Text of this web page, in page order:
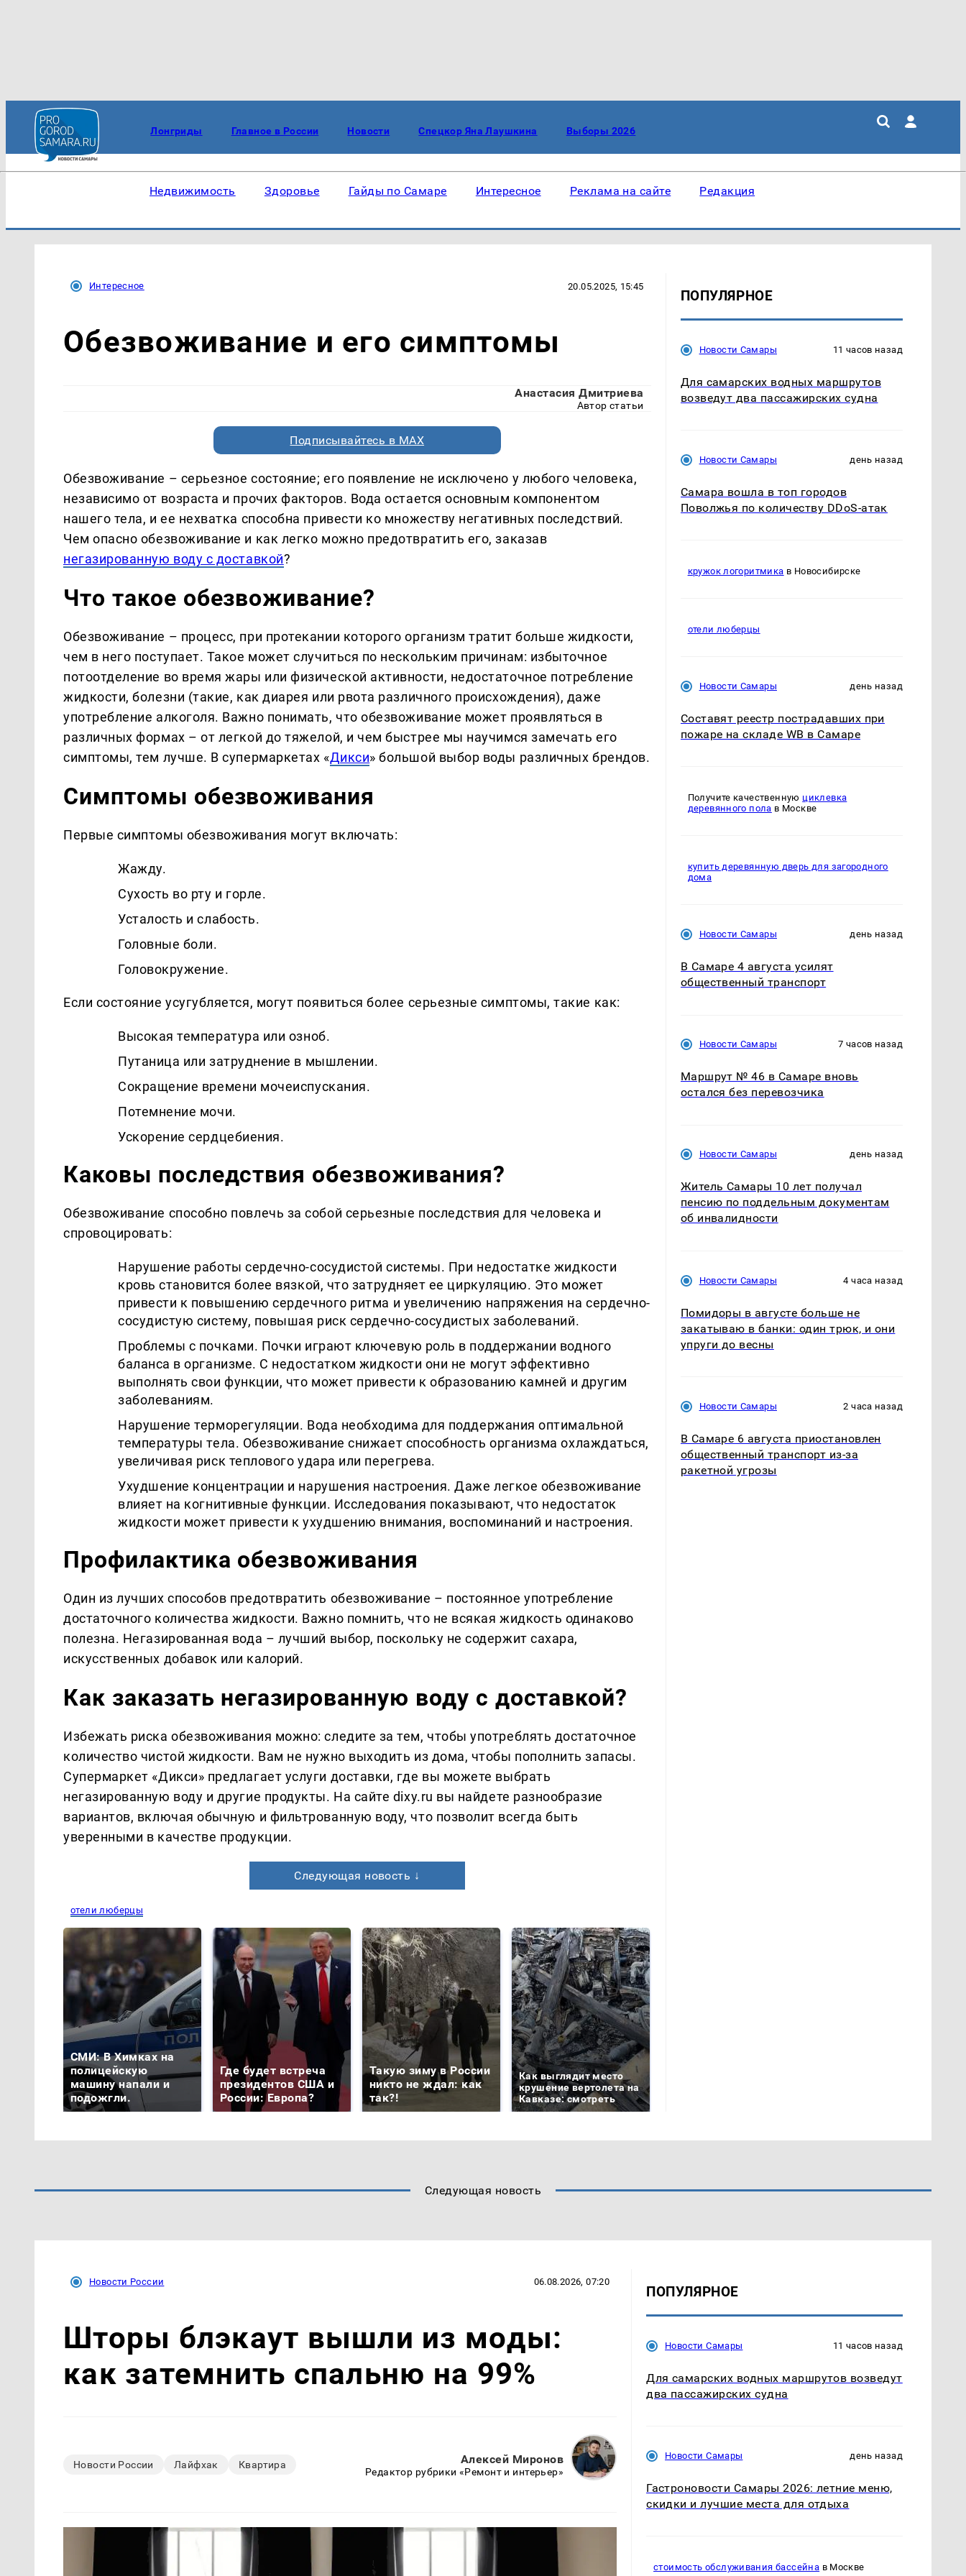
Лонгриды Главное в России Новости Спецкор Яна Лаушкина Выборы 2026
Недвижимость Здоровье Гайды по Самаре Интересное Реклама на сайте Редакция
Интересное 20.05.2025, 15:45
Обезвоживание и его симптомы
Анастасия Дмитриева
Автор статьи
Подписывайтесь в MAX
Обезвоживание – серьезное состояние; его появление не исключено у любого человека,
независимо от возраста и прочих факторов. Вода остается основным компонентом
нашего тела, и ее нехватка способна привести ко множеству негативных последствий.
Чем опасно обезвоживание и как легко можно предотвратить его, заказав
негазированную воду с доставкой?
Что такое обезвоживание?
Обезвоживание – процесс, при протекании которого организм тратит больше жидкости,
чем в него поступает. Такое может случиться по нескольким причинам: избыточное
потоотделение во время жары или физической активности, недостаточное потребление
жидкости, болезни (такие, как диарея или рвота различного происхождения), даже
употребление алкоголя. Важно понимать, что обезвоживание может проявляться в
различных формах – от легкой до тяжелой, и чем быстрее мы научимся замечать его
симптомы, тем лучше. В супермаркетах «Дикси» большой выбор воды различных брендов.
Симптомы обезвоживания
Первые симптомы обезвоживания могут включать:
Жажду.
Сухость во рту и горле.
Усталость и слабость.
Головные боли.
Головокружение.
Если состояние усугубляется, могут появиться более серьезные симптомы, такие как:
Высокая температура или озноб.
Путаница или затруднение в мышлении.
Сокращение времени мочеиспускания.
Потемнение мочи.
Ускорение сердцебиения.
Каковы последствия обезвоживания?
Обезвоживание способно повлечь за собой серьезные последствия для человека и
спровоцировать:
Нарушение работы сердечно-сосудистой системы. При недостатке жидкости
кровь становится более вязкой, что затрудняет ее циркуляцию. Это может
привести к повышению сердечного ритма и увеличению напряжения на сердечно-
сосудистую систему, повышая риск сердечно-сосудистых заболеваний.
Проблемы с почками. Почки играют ключевую роль в поддержании водного
баланса в организме. С недостатком жидкости они не могут эффективно
выполнять свои функции, что может привести к образованию камней и другим
заболеваниям.
Нарушение терморегуляции. Вода необходима для поддержания оптимальной
температуры тела. Обезвоживание снижает способность организма охлаждаться,
увеличивая риск теплового удара или перегрева.
Ухудшение концентрации и нарушения настроения. Даже легкое обезвоживание
влияет на когнитивные функции. Исследования показывают, что недостаток
жидкости может привести к ухудшению внимания, воспоминаний и настроения.
Профилактика обезвоживания
Один из лучших способов предотвратить обезвоживание – постоянное употребление
достаточного количества жидкости. Важно помнить, что не всякая жидкость одинаково
полезна. Негазированная вода – лучший выбор, поскольку не содержит сахара,
искусственных добавок или калорий.
Как заказать негазированную воду с доставкой?
Избежать риска обезвоживания можно: следите за тем, чтобы употреблять достаточное
количество чистой жидкости. Вам не нужно выходить из дома, чтобы пополнить запасы.
Супермаркет «Дикси» предлагает услуги доставки, где вы можете выбрать
негазированную воду и другие продукты. На сайте dixy.ru вы найдете разнообразие
вариантов, включая обычную и фильтрованную воду, что позволит всегда быть
уверенными в качестве продукции.
Следующая новость ↓
отели люберцы
СМИ: В Химках на
полицейскую
машину напали и
подожгли.
Где будет встреча
президентов США и
России: Европа?
Такую зиму в России
никто не ждал: как
так?!
Как выглядит место
крушение вертолета на
Кавказе: смотреть
ПОПУЛЯРНОЕ
Новости Самары 11 часов назад
Для самарских водных маршрутов
возведут два пассажирских судна
Новости Самары день назад
Самара вошла в топ городов
Поволжья по количеству DDoS-атак
кружок логоритмика в Новосибирске
отели люберцы
Новости Самары день назад
Составят реестр пострадавших при
пожаре на складе WB в Самаре
Получите качественную циклевка
деревянного пола в Москве
купить деревянную дверь для загородного
дома
Новости Самары день назад
В Самаре 4 августа усилят
общественный транспорт
Новости Самары 7 часов назад
Маршрут № 46 в Самаре вновь
остался без перевозчика
Новости Самары день назад
Житель Самары 10 лет получал
пенсию по поддельным документам
об инвалидности
Новости Самары 4 часа назад
Помидоры в августе больше не
закатываю в банки: один трюк, и они
упруги до весны
Новости Самары 2 часа назад
В Самаре 6 августа приостановлен
общественный транспорт из-за
ракетной угрозы
Следующая новость
Новости России 06.08.2026, 07:20
Шторы блэкаут вышли из моды:
как затемнить спальню на 99%
Новости России Лайфхак Квартира Алексей Миронов
Редактор рубрики «Ремонт и интерьер»
ПОПУЛЯРНОЕ
Новости Самары 11 часов назад
Для самарских водных маршрутов возведут
два пассажирских судна
Новости Самары день назад
Гастроновости Самары 2026: летние меню,
скидки и лучшие места для отдыха
стоимость обслуживания бассейна в Москве